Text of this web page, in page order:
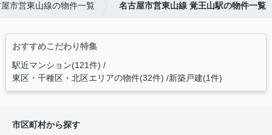
市営東山線の物件一覧 名古屋市営東山線 覚王山駅の物件一覧
おすすめこだわり特集
駅近マンション(121件)
東区・千種区・北区エリアの物件(32件) 新築戸建(1件)
市区町村から探す